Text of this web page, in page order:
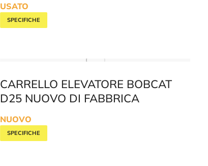
USATO
SPECIFICHE
CARRELLO ELEVATORE BOBCAT
D25 NUOVO DI FABBRICA
NUOVO
SPECIFICHE